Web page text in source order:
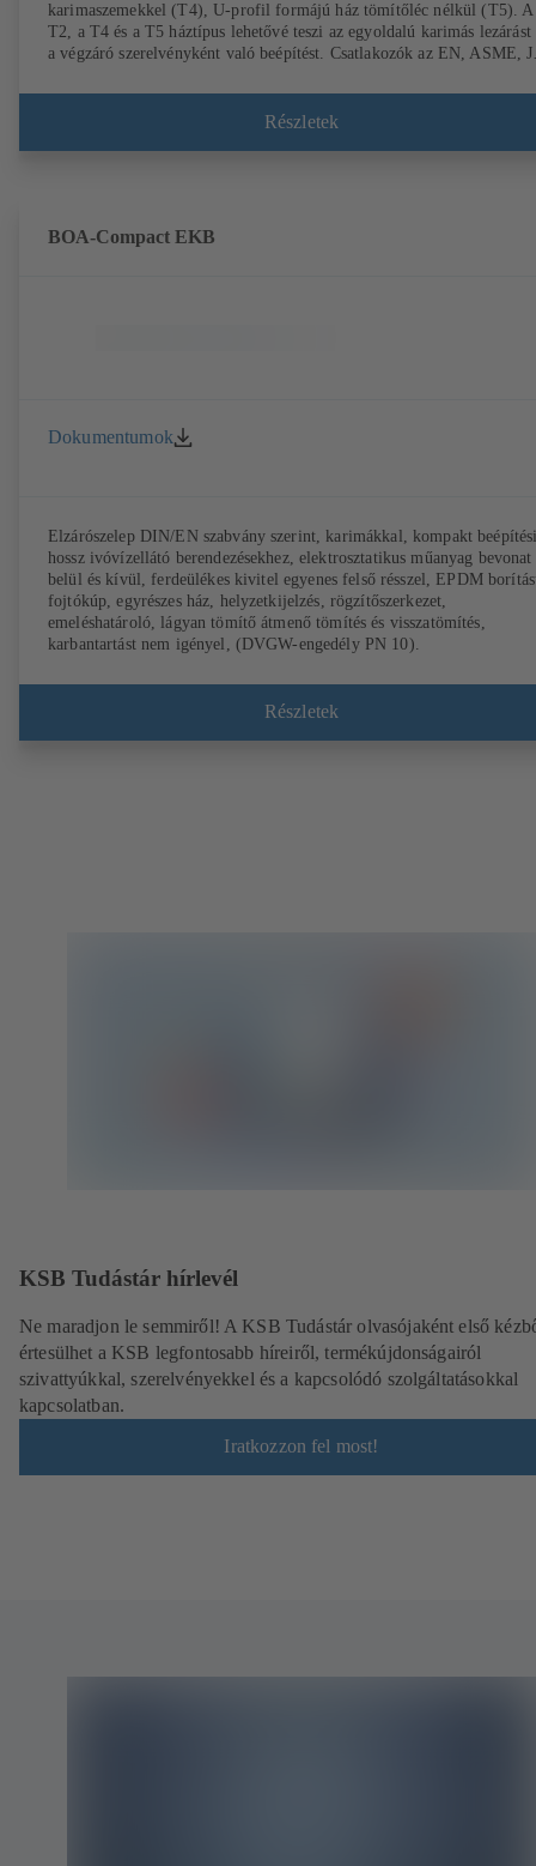
karimaszemekkel (T4), U-profil formájú ház tömítőléc nélkül (T5). A
T2, a T4 és a T5 háztípus lehetővé teszi az egyoldalú karimás lezárást
a végzáró szerelvényként való beépítést. Csatlakozók az EN, ASME,
Részletek
BOA-Compact EKB
Dokumentumok
Elzárószelep DIN/EN szabvány szerint, karimákkal, kompakt
hossz ivóvízellátó berendezésekhez, elektrosztatikus műanyag bevonat
belül és kívül, ferdeülékes kivitel egyenes felső résszel, EPDM
fojtókúp, egyrészes ház, helyzetkijelzés, rögzítőszerkezet,
emeléshatároló, lágyan tömítő átmenő tömítés és visszatömítés,
karbantartást nem igényel, (DVGW-engedély PN 10).
Részletek
KSB Tudástár hírlevél
Ne maradjon le semmiről! A KSB Tudástár olvasójaként első
értesülhet a KSB legfontosabb híreiről, termékújdonságairól
szivattyúkkal, szerelvényekkel és a kapcsolódó szolgáltatásokkal
kapcsolatban.
Iratkozzon fel most!